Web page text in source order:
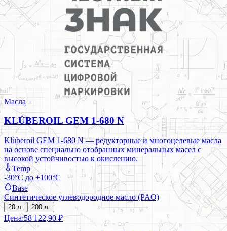
Масла
KLÜBEROIL GEM 1-680 N
Klüberoil GEM 1-680 N — редукторные и многоцелевые масла
на основе специально отобранных минеральных масел с
высокой устойчивостью к окислению.
Temp
-30°C до +100°C
Base
Синтетическое углеводородное масло (PAO)
20 л. 200 л.
Цена:58 122,90 ₽